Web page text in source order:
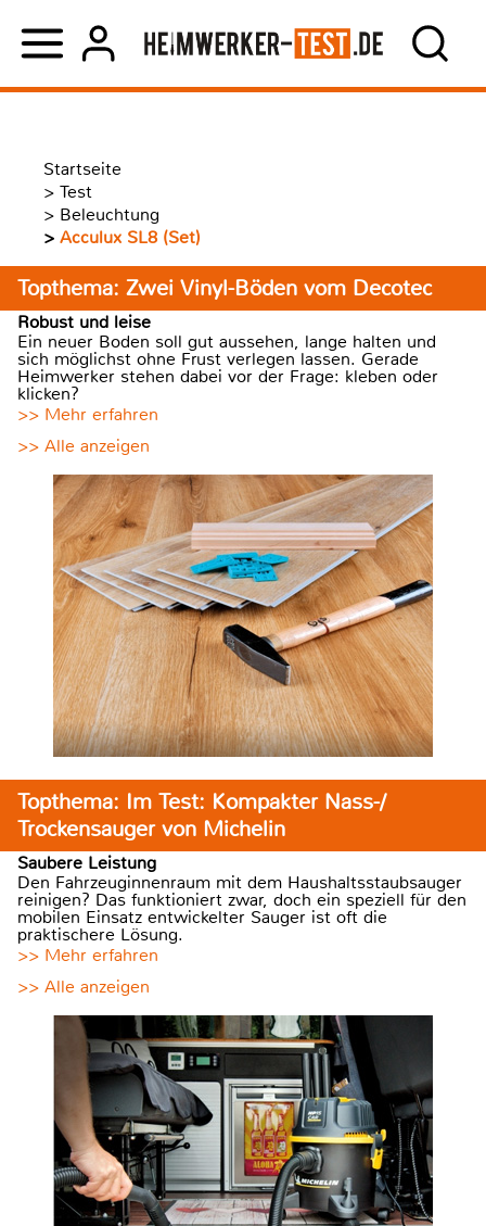
Startseite
> Test
> Beleuchtung
> Acculux SL8 (Set)
Topthema: Zwei Vinyl-Böden vom Decotec
Robust und leise
Ein neuer Boden soll gut aussehen, lange halten und
sich möglichst ohne Frust verlegen lassen. Gerade
Heimwerker stehen dabei vor der Frage: kleben oder
klicken?
>> Mehr erfahren
>> Alle anzeigen
Topthema: Im Test: Kompakter Nass-/
Trockensauger von Michelin
Saubere Leistung
Den Fahrzeuginnenraum mit dem Haushaltsstaubsauger
reinigen? Das funktioniert zwar, doch ein speziell für den
mobilen Einsatz entwickelter Sauger ist oft die
praktischere Lösung.
>> Mehr erfahren
>> Alle anzeigen